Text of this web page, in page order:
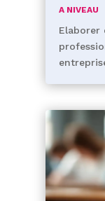
A NIVEAU
Elaborer